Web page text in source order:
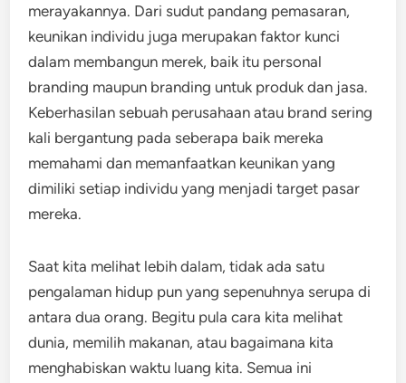
merayakannya. Dari sudut pandang pemasaran,
keunikan individu juga merupakan faktor kunci
dalam membangun merek, baik itu personal
branding maupun branding untuk produk dan jasa.
Keberhasilan sebuah perusahaan atau brand sering
kali bergantung pada seberapa baik mereka
memahami dan memanfaatkan keunikan yang
dimiliki setiap individu yang menjadi target pasar
mereka.
Saat kita melihat lebih dalam, tidak ada satu
pengalaman hidup pun yang sepenuhnya serupa di
antara dua orang. Begitu pula cara kita melihat
dunia, memilih makanan, atau bagaimana kita
menghabiskan waktu luang kita. Semua ini